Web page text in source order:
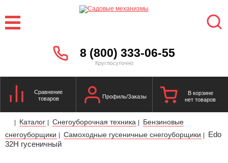
8 (800) 333-06-55
Круглосуточно
Сравнение
товаров
Профиль/Заказы
В корзине
нет товаров
| Каталог | Снегоуборочная техника |
Бензиновые
снегоуборщики | Самоходные гусеничные снегоуборщики |
Edo
32H гусеничный